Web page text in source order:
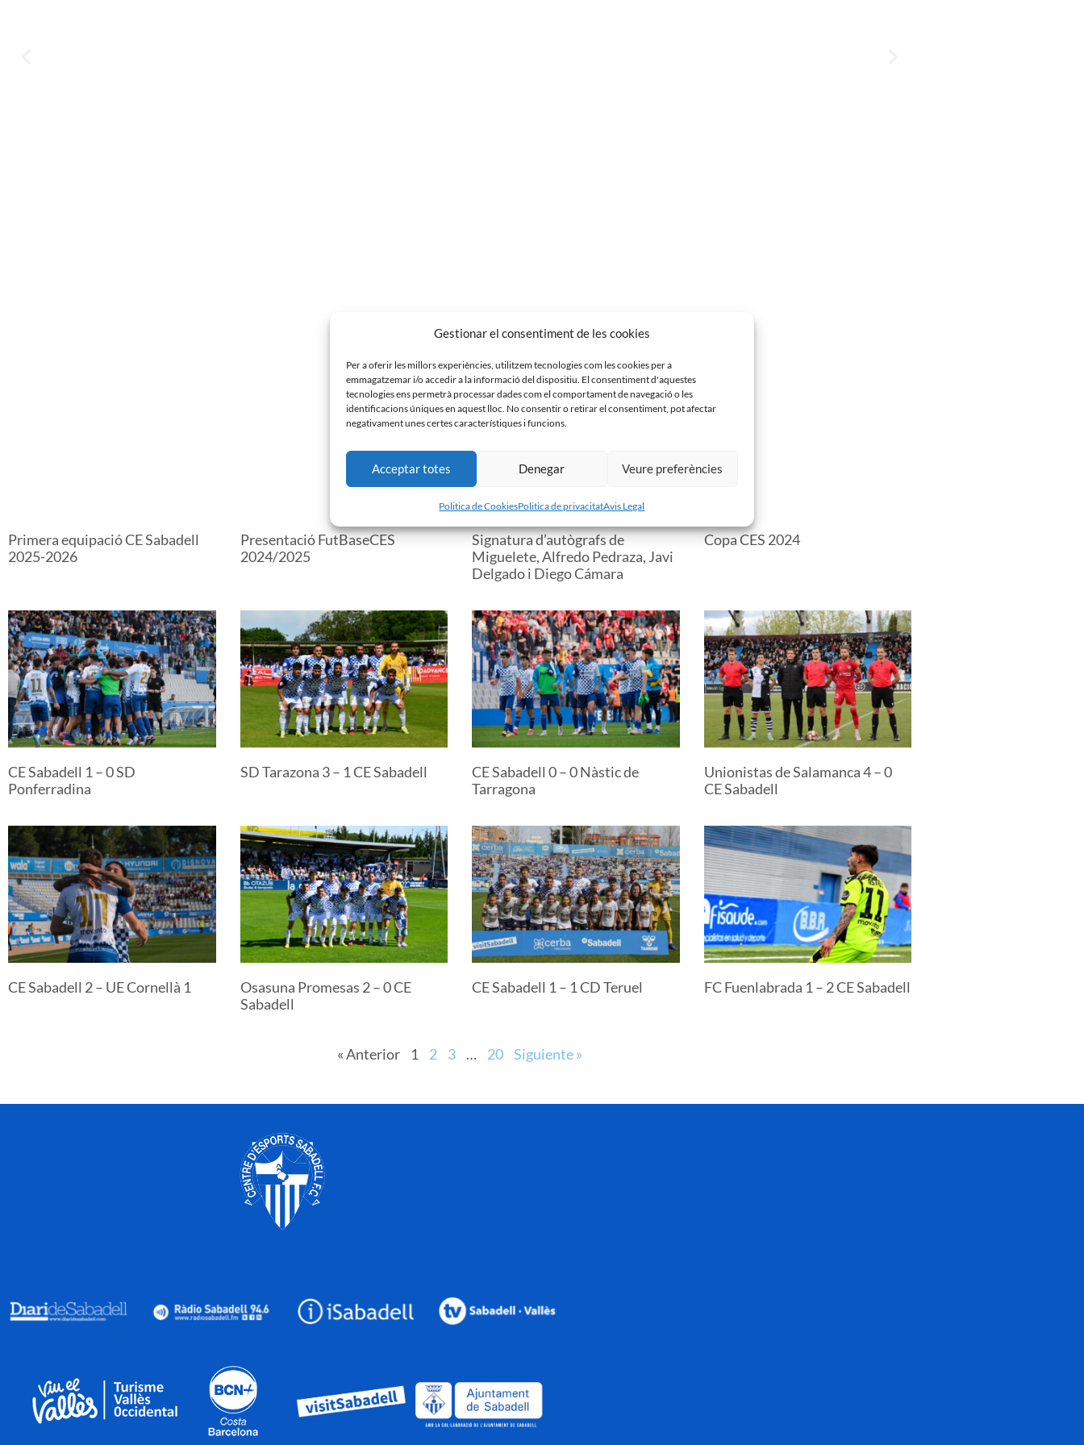
Gestionar el consentiment de les cookies
Per a oferir les millors experiències, utilitzem tecnologies com les cookies per a
emmagatzemar i/o accedir a la informació del dispositiu. El consentiment d'aquestes
tecnologies ens permetrà processar dades com el comportament de navegació o les
identificacions úniques en aquest lloc. No consentir o retirar el consentiment, pot afectar
negativament unes certes característiques i funcions.
Acceptar totes Denegar Veure preferències
Politica de CookiesPolitica de privacitatAvis Legal
Primera equipació CE Sabadell
2025-2026
Presentació FutBaseCES
2024/2025
Signatura d’autògrafs de
Miguelete, Alfredo Pedraza, Javi
Delgado i Diego Cámara
Copa CES 2024
CE Sabadell 1 – 0 SD
Ponferradina
SD Tarazona 3 – 1 CE Sabadell
CE Sabadell 0 – 0 Nàstic de
Tarragona
Unionistas de Salamanca 4 – 0
CE Sabadell
CE Sabadell 2 – UE Cornellà 1
Osasuna Promesas 2 – 0 CE
Sabadell
CE Sabadell 1 – 1 CD Teruel FC Fuenlabrada 1 – 2 CE Sabadell
« Anterior 1 2 3 … 20 Siguiente »